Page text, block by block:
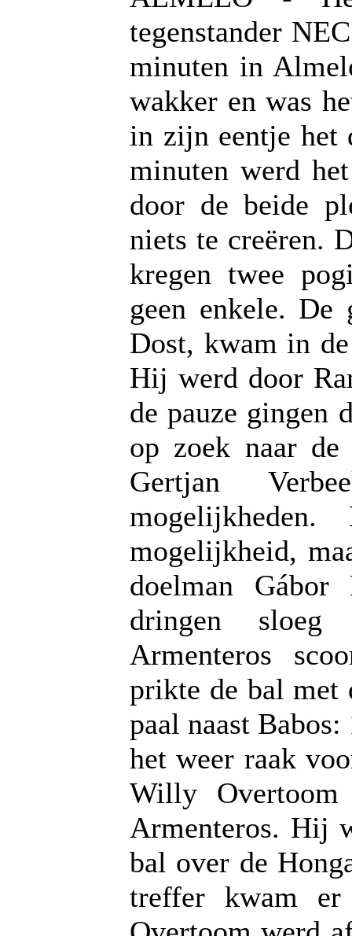
tegenstander
minuten in
wakker en was
in zijn eentje het
minuten werd
door de beide
niets te creëren.
kregen twee
geen enkele. De
Dost, kwam in
Hij werd door
de pauze gingen
op zoek naar de
Gertjan
mogelijkheid,
doelman
dringen
Armenteros
prikte de bal met
paal naast
het weer raak
Willy Overtoom
Armenteros. Hij
bal over de
treffer kwam